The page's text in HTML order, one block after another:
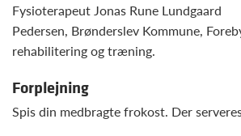
Fysioterapeut Jonas Rune Lundgaard
Pedersen, Brønderslev Kommune,
rehabilitering og træning.
Forplejning
Spis din medbragte frokost. Der